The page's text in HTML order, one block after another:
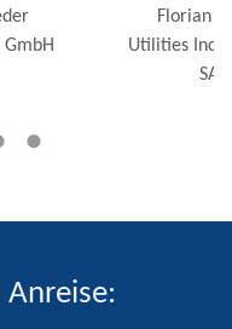
Florian Frömberg
Industry Advisor,